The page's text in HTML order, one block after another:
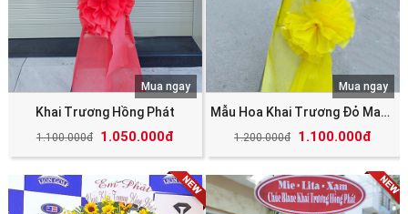
Khai Trương Hồng Phát
1.100.000đ 1.050.000đ
Mua ngay
Mẫu Hoa Khai Trương Đỏ May Mắn Tài Lộc
1.200.000đ 1.100.000đ
Mua ngay